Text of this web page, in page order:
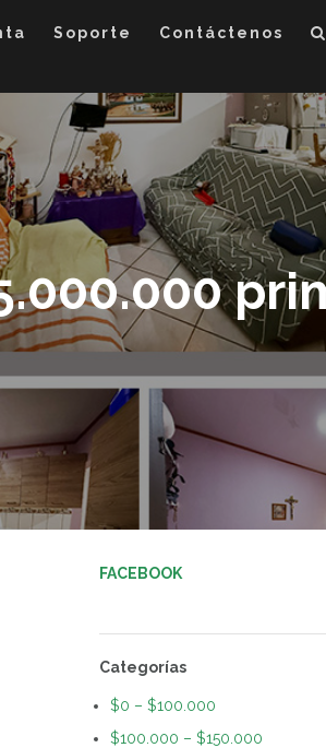
Soporte Contáctenos
FACEBOOK
Categorías
$0 – $100.000
$100.000 – $150.000